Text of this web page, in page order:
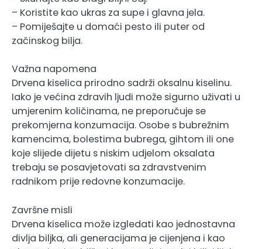
– Koristite kao ukras za supe i glavna jela.
– Pomiješajte u domaći pesto ili puter od
začinskog bilja.
Važna napomena
Drvena kiselica prirodno sadrži oksalnu kiselinu.
Iako je većina zdravih ljudi može sigurno uživati ​​u
umjerenim količinama, ne preporučuje se
prekomjerna konzumacija. Osobe s bubrežnim
kamencima, bolestima bubrega, gihtom ili one
koje slijede dijetu s niskim udjelom oksalata
trebaju se posavjetovati sa zdravstvenim
radnikom prije redovne konzumacije.
Završne misli
Drvena kiselica može izgledati kao jednostavna
divlja biljka, ali generacijama je cijenjena i kao